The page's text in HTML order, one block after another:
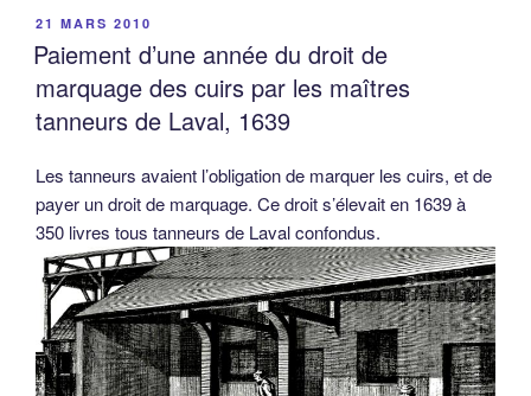
PUBLIÉ
LE
21 MARS 2010
Paiement d’une année du droit de
marquage des cuirs par les maîtres
tanneurs de Laval, 1639
Les tanneurs avaient l’obligation de marquer les cuirs, et de
payer un droit de marquage. Ce droit s’élevait en 1639 à
350 livres tous tanneurs de Laval confondus.